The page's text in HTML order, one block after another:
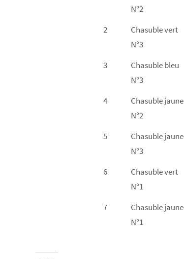
N°2
2
Chasuble vert
N°3
3
Chasuble bleu
N°3
4
Chasuble jaune
N°2
5
Chasuble jaune
N°3
6
Chasuble vert
N°1
7
Chasuble jaune
N°1